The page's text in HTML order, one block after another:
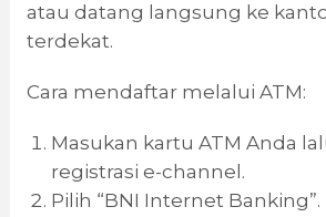
atau datang langsung ke
terdekat.
Cara mendaftar melalui ATM:
Masukan kartu ATM Anda
registrasi e-channel.
Pilih “BNI Internet Banking”.